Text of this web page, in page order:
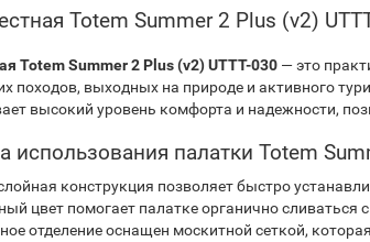
Totem Summer 2 Plus (v2)
Totem Summer 2 Plus (v2) UTTT-030 — это
походов, выходных на природе и активного
высокий уровень комфорта и надежности,
использования палатки Totem
конструкция позволяет быстро
цвет помогает палатке органично
отделение оснащен москитной сеткой,